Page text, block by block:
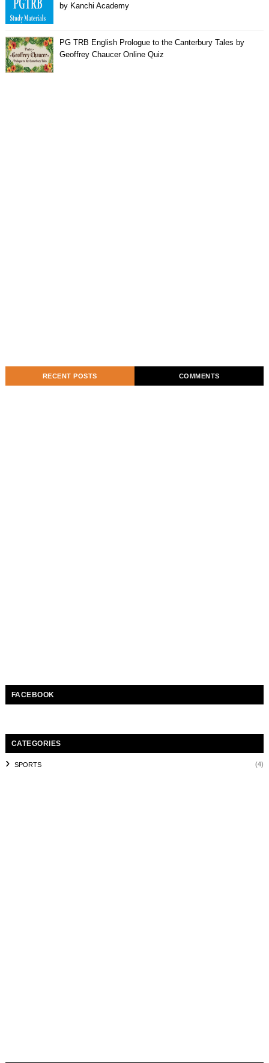
by Kanchi Academy
PG TRB English Prologue to the Canterbury Tales by
Geoffrey Chaucer Online Quiz
RECENT POSTS COMMENTS
FACEBOOK
CATEGORIES
SPORTS (4)